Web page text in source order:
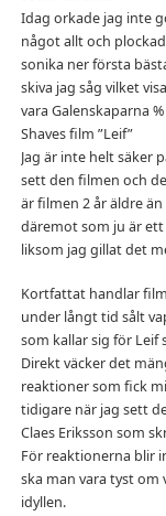
Idag orkade jag inte
något allt och
sonika ner första
skiva jag såg vilket
vara Galenskaparna
Shaves film ”Leif”
Jag är inte helt säker
sett den filmen och
är filmen 2 år äldre än
däremot som ju är
liksom jag gillat det
Kortfattat handlar
under långt tid sålt
som kallar sig för Leif
Direkt väcker det
reaktioner som fick
tidigare när jag sett
Claes Eriksson som
För reaktionerna blir
ska man vara tyst om
idyllen.